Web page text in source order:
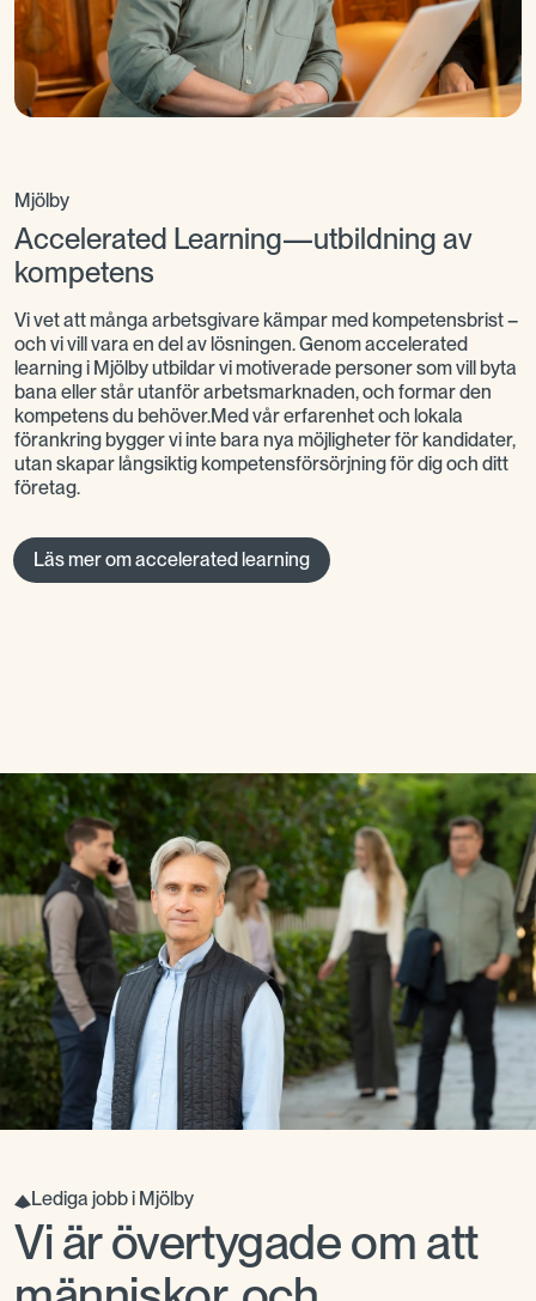
Mjölby
Accelerated Learning—utbildning av
kompetens
Vi vet att många arbetsgivare kämpar med kompetensbrist –
och vi vill vara en del av lösningen. Genom accelerated
learning i Mjölby utbildar vi motiverade personer som vill byta
bana eller står utanför arbetsmarknaden, och formar den
kompetens du behöver.Med vår erfarenhet och lokala
förankring bygger vi inte bara nya möjligheter för kandidater,
utan skapar långsiktig kompetensförsörjning för dig och ditt
företag.
Läs mer om accelerated learning
Lediga jobb i Mjölby
Vi är övertygade om att